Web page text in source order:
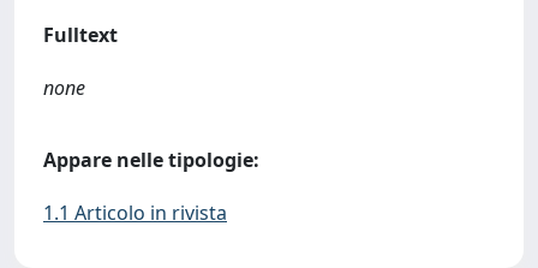
Fulltext
none
Appare nelle tipologie:
1.1 Articolo in rivista